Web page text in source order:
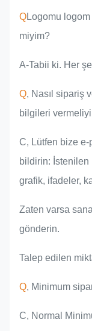
QLogomu
miyim?
A-Tabii ki. Her
Q, Nasıl sipariş
bilgileri
C, Lütfen bize
bildirin: İstenilen
grafik, ifadeler,
Zaten varsa
gönderin.
Talep edilen
Q, Minimum
C, Normal